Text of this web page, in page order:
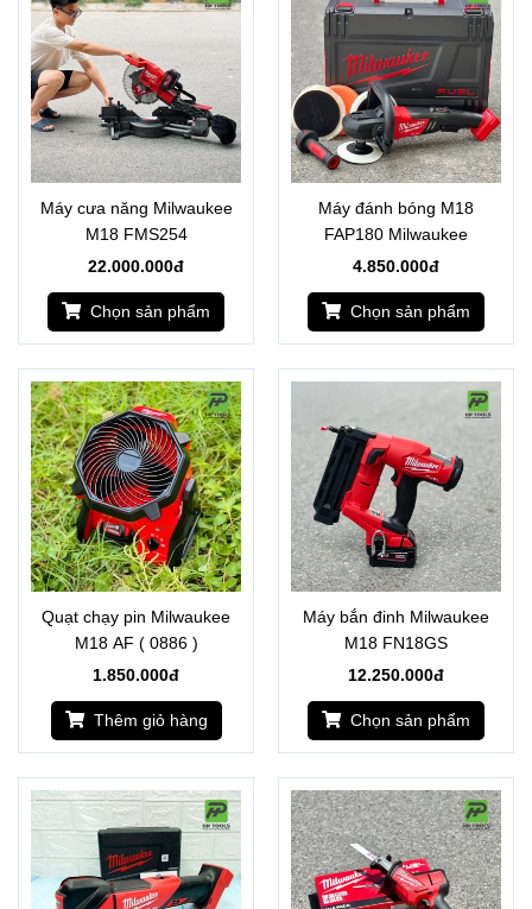
Máy cưa năng Milwaukee
M18 FMS254
22.000.000đ
Chọn sản phẩm
Máy đánh bóng M18
FAP180 Milwaukee
4.850.000đ
Chọn sản phẩm
Quạt chạy pin Milwaukee
M18 AF ( 0886 )
1.850.000đ
Thêm giỏ hàng
Máy bắn đinh Milwaukee
M18 FN18GS
12.250.000đ
Chọn sản phẩm